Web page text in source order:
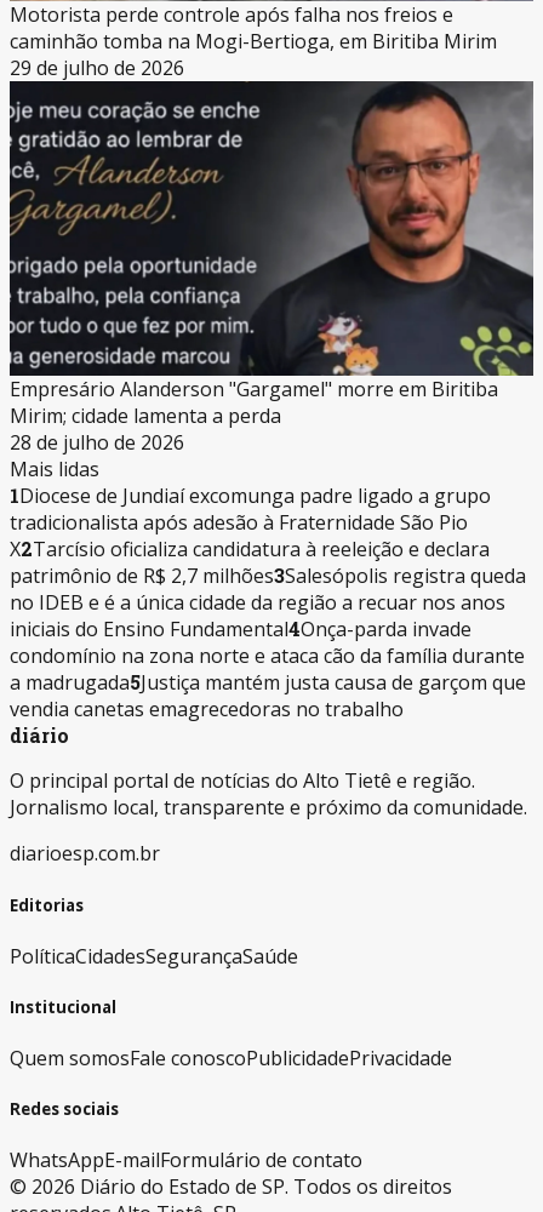
Motorista perde controle após falha nos freios e
caminhão tomba na Mogi-Bertioga, em Biritiba Mirim
29 de julho de 2026
Empresário Alanderson "Gargamel" morre em Biritiba
Mirim; cidade lamenta a perda
28 de julho de 2026
Mais lidas
1Diocese de Jundiaí excomunga padre ligado a grupo
tradicionalista após adesão à Fraternidade São Pio
X2Tarcísio oficializa candidatura à reeleição e declara
patrimônio de R$ 2,7 milhões3Salesópolis registra queda
no IDEB e é a única cidade da região a recuar nos anos
iniciais do Ensino Fundamental4Onça-parda invade
condomínio na zona norte e ataca cão da família durante
a madrugada5Justiça mantém justa causa de garçom que
vendia canetas emagrecedoras no trabalho
diário
O principal portal de notícias do Alto Tietê e região.
Jornalismo local, transparente e próximo da comunidade.
diarioesp.com.br
Editorias
PolíticaCidadesSegurançaSaúde
Institucional
Quem somosFale conoscoPublicidadePrivacidade
Redes sociais
WhatsAppE-mailFormulário de contato
© 2026 Diário do Estado de SP. Todos os direitos